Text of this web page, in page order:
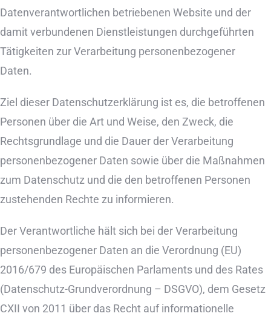
Datenverantwortlichen betriebenen Website und der
damit verbundenen Dienstleistungen durchgeführten
Tätigkeiten zur Verarbeitung personenbezogener
Daten.
Ziel dieser Datenschutzerklärung ist es, die betroffenen
Personen über die Art und Weise, den Zweck, die
Rechtsgrundlage und die Dauer der Verarbeitung
personenbezogener Daten sowie über die Maßnahmen
zum Datenschutz und die den betroffenen Personen
zustehenden Rechte zu informieren.
Der Verantwortliche hält sich bei der Verarbeitung
personenbezogener Daten an die Verordnung (EU)
2016/679 des Europäischen Parlaments und des Rates
(Datenschutz-Grundverordnung – DSGVO), dem Gesetz
CXII von 2011 über das Recht auf informationelle